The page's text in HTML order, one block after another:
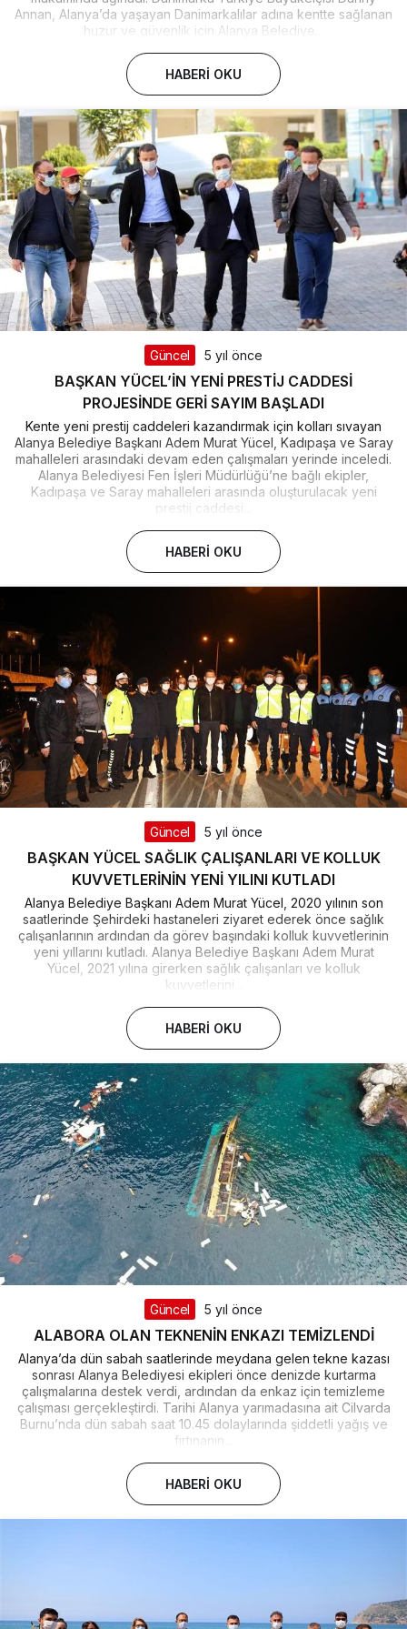
Annan, Alanya’da yaşayan Danimarkalılar adına kentte sağlanan
huzur ve güvenlik için Alanya Belediye...
HABERI OKU
Güncel 5 yıl önce
BAŞKAN YÜCEL’İN YENİ PRESTİJ CADDESİ
PROJESİNDE GERİ SAYIM BAŞLADI
Kente yeni prestij caddeleri kazandırmak için kolları sıvayan
Alanya Belediye Başkanı Adem Murat Yücel, Kadıpaşa ve Saray
mahalleleri arasındaki devam eden çalışmaları yerinde inceledi.
Alanya Belediyesi Fen İşleri Müdürlüğü’ne bağlı ekipler,
Kadıpaşa ve Saray mahalleleri arasında oluşturulacak yeni
prestij caddesi...
HABERI OKU
Güncel 5 yıl önce
BAŞKAN YÜCEL SAĞLIK ÇALIŞANLARI VE KOLLUK
KUVVETLERİNİN YENİ YILINI KUTLADI
Alanya Belediye Başkanı Adem Murat Yücel, 2020 yılının son
saatlerinde Şehirdeki hastaneleri ziyaret ederek önce sağlık
çalışanlarının ardından da görev başındaki kolluk kuvvetlerinin
yeni yıllarını kutladı. Alanya Belediye Başkanı Adem Murat
Yücel, 2021 yılına girerken sağlık çalışanları ve kolluk
kuvvetlerini...
HABERI OKU
Güncel 5 yıl önce
ALABORA OLAN TEKNENİN ENKAZI TEMİZLENDİ
Alanya’da dün sabah saatlerinde meydana gelen tekne kazası
sonrası Alanya Belediyesi ekipleri önce denizde kurtarma
çalışmalarına destek verdi, ardından da enkaz için temizleme
çalışması gerçekleştirdi. Tarihi Alanya yarımadasına ait Cilvarda
Burnu’nda dün sabah saat 10.45 dolaylarında şiddetli yağış ve
fırtınanın...
HABERI OKU